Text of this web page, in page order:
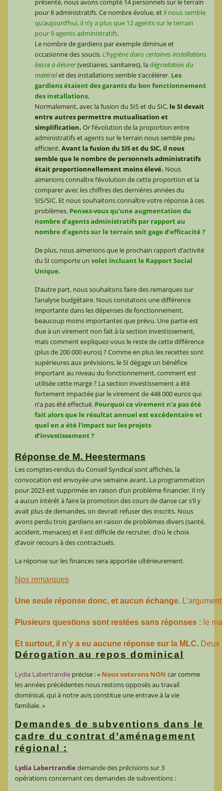
présenté, nous avons compté 14 personnels sur le terrain
pour 8 administratifs. Ce nombre évolue, et il nous semble
qu’aujourd’hui, il n’y a plus que 12 agents sur le terrain
pour 9 agents administratifs.
Le nombre de gardiens par exemple diminue et
occasionne des soucis.L’hygiène dans certaines installations
laisse à désirer(vestiaires, sanitaires), ladégradation du
matérielet des installations semble s’accélérer. Les
gardiens étaient des garants du bon fonctionnement
des installations.
Normalement, avec la fusion du SIS et du SIC, le SI devait
entre autres permettre mutualisation et
simplification. Or l’évolution de la proportion entre
administratifs et agents sur le terrain nous semble peu
efficient.Avant la fusion du SIS et du SIC, il nous
semble que le nombre de personnels administratifs
était proportionnellement moins élevé. Nous
aimerions connaître l’évolution de cette proportion et la
comparer avec les chiffres des dernières années du
SIS/SIC. Et nous souhaitons connaître votre réponse à ces
problèmes. Pensez-vous qu’une augmentation du
nombre d’agents administratifs par rapport au
nombre d’agents sur le terrain soit gage d’efficacité ?
De plus, nous aimerions que le prochain rapport d’activité
du SI comporte un volet incluant le Rapport Social
Unique.
D’autre part, nous souhaitons faire des remarques sur
l’analyse budgétaire. Nous constatons une différence
importante dans les dépenses de fonctionnement,
beaucoup moins importantes que prévu. Une partie est
due à un virement non fait à la section investissement,
mais comment expliquez-vous le reste de cette différence
(plus de 200 000 euros) ? Comme en plus les recettes sont
supérieures aux prévisions, le SI dégage un bénéfice
important au niveau du fonctionnement, comment est
utilisée cette marge ? La section investissement a été
fortement impactée par le virement de 448 000 euros qui
n’a pas été effectué. Pourquoi ce virement n’a pas été
fait alors que le résultat annuel est excédentaire et
quel en a été l’impact sur les projets
d’investissement ?
Réponse de M. Heestermans
Les comptes-rendus du Conseil Syndical sont affichés, la
convocation est envoyée une semaine avant. La programmation
pour 2023 est supprimée en raison d’un problème financier. Il n’y
a aucun intérêt à faire la promotion des cours de danse car s’il y
avait plus de demandes, on devrait refuser des inscrits. Nous
avons perdu trois gardiens en raison de problèmes divers (santé,
accident, menaces) et il est difficile de recruter, d’où le choix
d’avoir recours à des contractuels.
La réponse sur les finances sera apportée ultérieurement.
Nos remarques
Une seule réponse donc, et aucun échange.
Plusieurs questions sont restées sans réponses : le
Et surtout, il n’y a eu aucune réponse sur la MLC. Deux
Dérogation au repos dominical
Lydia Labertrandie précise : « Nous voterons NON car comme
les années précédentes nous restons opposés au travail
dominical, qui à notre avis constitue une entrave à la vie
familiale. »
Demandes de subventions dans le
cadre du contrat d’aménagement
régional :
Lydia Labertrandie demande des précisions sur 3
opérations concernant ces demandes de subventions :